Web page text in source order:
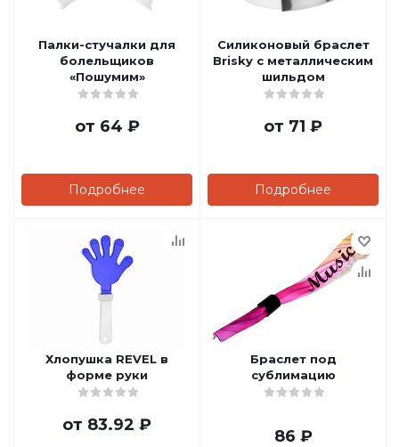
Палки-стучалки для
болельщиков
«Пошумим»
от 64 ₽
Подробнее
Силиконовый браслет
Brisky с металлическим
шильдом
от 71 ₽
Подробнее
Хлопушка REVEL в
форме руки
от 83.92 ₽
Браслет под
сублимацию
86 ₽